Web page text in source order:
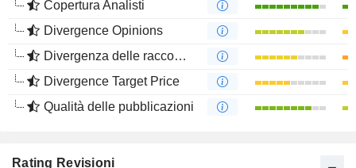
Copertura Analisti
Divergence Opinions
Divergenza delle raccomandazioni degli analisti
Divergence Target Price
Qualità delle pubblicazioni
Rating Revisioni